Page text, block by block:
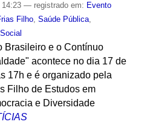
— registrado em: Evento
Filho, Saúde Pública,
Brasileiro e o Contínuo
acontece no dia 17 de
17h e é organizado pela
Filho de Estudos em
e Diversidade